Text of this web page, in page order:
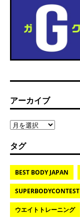
アーカイブ
タグ
BEST BODY JAPAN
SUPERBODYCONTEST
ウエイトトレーニング